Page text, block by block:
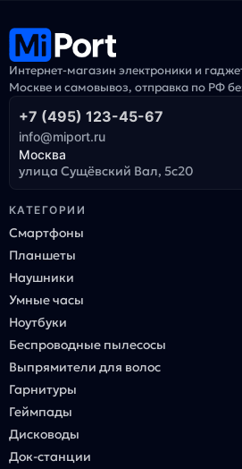
Интернет-магазин электроники и
Москве и самовывоз, отправка по РФ
+7 (495) 123-45-67
info@miport.ru
Москва
улица Сущёвский Вал, 5с20
КАТЕГОРИИ
Смартфоны
Планшеты
Наушники
Умные часы
Ноутбуки
Беспроводные пылесосы
Выпрямители для волос
Гарнитуры
Геймпады
Дисководы
Док-станции